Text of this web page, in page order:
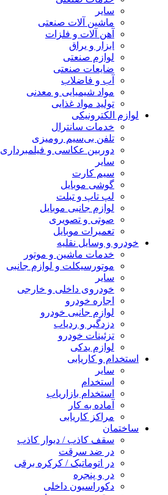
سایر
ماشین آلات صنعتی
آهن آلات و فلزات
ابزار و یراق
لوازم صنعتی
ضایعات صنعتی
آب و فاضلاب
مواد شیمیایی و معدنی
تولید مواد غذایی
لوازم الکترونیکی
خدمات سانترال
تلفن بی‌سیم رومیزی
دوربین عکاسی و فیلمبرداری
سایر
سیم کارت
گوشی موبایل
لپ تاپ و تبلت
لوازم جانبی موبایل
صوتی و تصویری
تعمیرات موبایل
خودرو و وسایل نقلیه
خدمات ماشین و موتور
موتورسیکلت و لوازم جانبی
سایر
خودروی داخلی و خارجی
اجاره خودرو
لوازم جانبی خودرو
دزدگیر و ردیاب
تزئینات خودرو
لوازم یدکی
استخدام و کاریابی
سایر
استخدام
استخدام بازاریاب
آماده به کار
مراکز کاریابی
ساختمان
سقف کاذب / دیوار کاذب
در ضد سرقت
در اتوماتیک / کرکره برقی
در و پنجره
دکوراسیون داخلی